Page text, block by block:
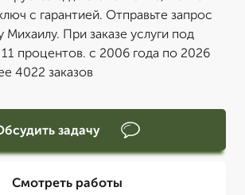
с гарантией. Отправьте запрос
Михаилу. При заказе услуги под
процентов. с 2006 года по 2026
4022 заказов
задачу
Смотреть работы